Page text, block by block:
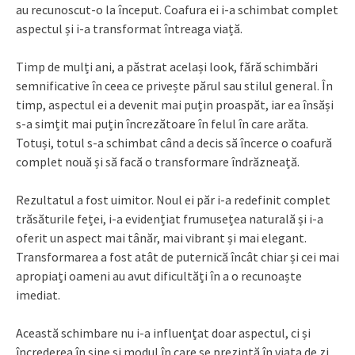
au recunoscut-o la început. Coafura ei i-a schimbat complet
aspectul și i-a transformat întreaga viață.
Timp de mulți ani, a păstrat același look, fără schimbări
semnificative în ceea ce privește părul sau stilul general. În
timp, aspectul ei a devenit mai puțin proaspăt, iar ea însăși
s-a simțit mai puțin încrezătoare în felul în care arăta.
Totuși, totul s-a schimbat când a decis să încerce o coafură
complet nouă și să facă o transformare îndrăzneață.
Rezultatul a fost uimitor. Noul ei păr i-a redefinit complet
trăsăturile feței, i-a evidențiat frumusețea naturală și i-a
oferit un aspect mai tânăr, mai vibrant și mai elegant.
Transformarea a fost atât de puternică încât chiar și cei mai
apropiați oameni au avut dificultăți în a o recunoaște
imediat.
Această schimbare nu i-a influențat doar aspectul, ci și
încrederea în sine și modul în care se prezintă în viața de zi